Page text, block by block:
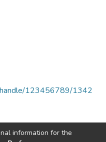
handle/123456789/1342
information for the